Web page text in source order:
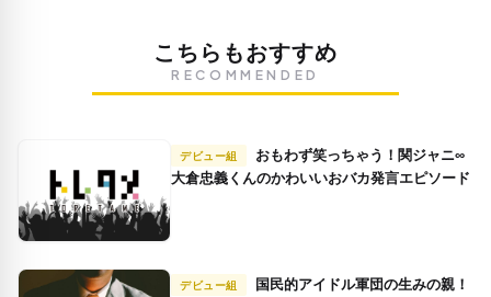
こちらもおすすめ
RECOMMENDED
デビュー組
大倉忠義くんのかわいいおバカ発言エピソード
デビュー組